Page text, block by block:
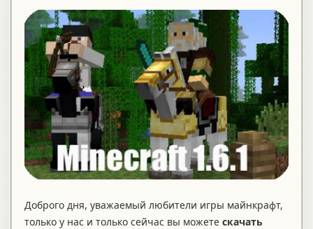
Доброго дня, уважаемый любители игры майнкрафт,
только у нас и только сейчас вы можете скачать